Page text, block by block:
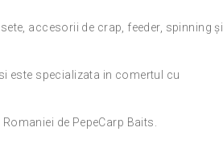
accesorii de crap, feeder, spinning și
este specializata in comertul cu
de PepeCarp Baits.